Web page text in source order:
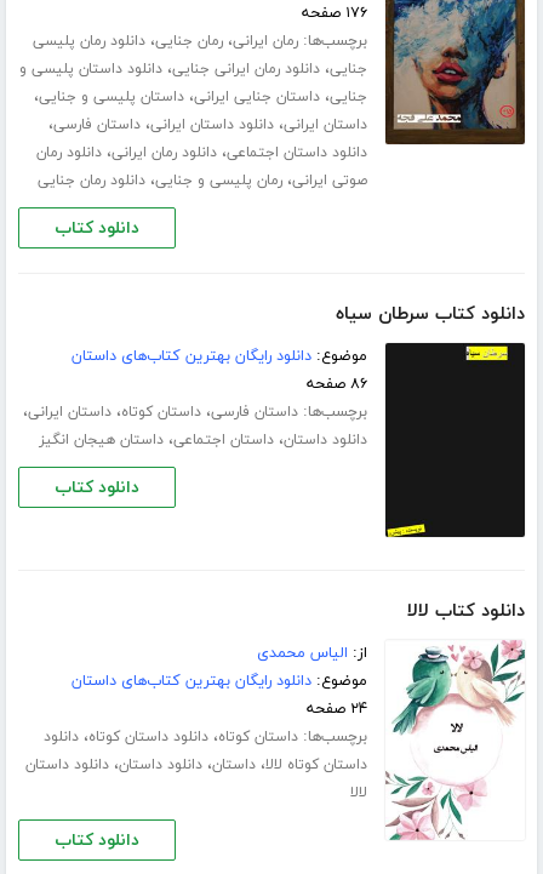
۱۷۶ صفحه
برچسب‌ها:رمان ایرانی،رمان جنایی،دانلود رمان پلیسی
جنایی،دانلود رمان ایرانی جنایی،دانلود داستان پلیسی و
جنایی،داستان جنایی ایرانی،داستان پلیسی و جنایی،
داستان ایرانی،دانلود داستان ایرانی،داستان فارسی،
دانلود داستان اجتماعی،دانلود رمان ایرانی،دانلود رمان
صوتی ایرانی،رمان پلیسی و جنایی،دانلود رمان جنایی
دانلود کتاب
دانلود کتاب سرطان سیاه
موضوع:دانلود رایگان بهترین کتاب‌های داستان
۸۶ صفحه
برچسب‌ها:داستان فارسی،داستان کوتاه،داستان ایرانی،
دانلود داستان،داستان اجتماعی،داستان هیجان انگیز
دانلود کتاب
دانلود کتاب لالا
از: الیاس محمدی
موضوع:دانلود رایگان بهترین کتاب‌های داستان
۲۴ صفحه
برچسب‌ها:داستان کوتاه،دانلود داستان کوتاه،دانلود
داستان کوتاه لالا،داستان،دانلود داستان،دانلود داستان
لالا
دانلود کتاب